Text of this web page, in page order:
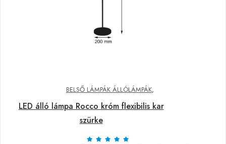
BELSŐ LÁMPÁK ÁLLÓLÁMPÁK,
LED álló lámpa Rocco króm flexibilis kar
szürke